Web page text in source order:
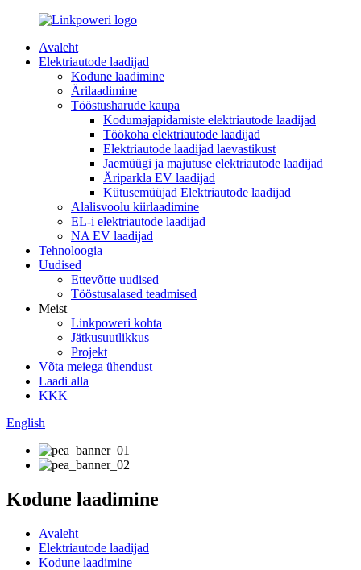
Avaleht
Elektriautode laadijad
Kodune laadimine
Ärilaadimine
Tööstusharude kaupa
Kodumajapidamiste elektriautode laadijad
Töökoha elektriautode laadijad
Elektriautode laadijad laevastikust
Jaemüügi ja majutuse elektriautode laadijad
Äriparkla EV laadijad
Kütusemüüjad Elektriautode laadijad
Alalisvoolu kiirlaadimine
EL-i elektriautode laadijad
NA EV laadijad
Tehnoloogia
Uudised
Ettevõtte uudised
Tööstusalased teadmised
Meist
Linkpoweri kohta
Jätkusuutlikkus
Projekt
Võta meiega ühendust
Laadi alla
KKK
English
Kodune laadimine
Avaleht
Elektriautode laadijad
Kodune laadimine